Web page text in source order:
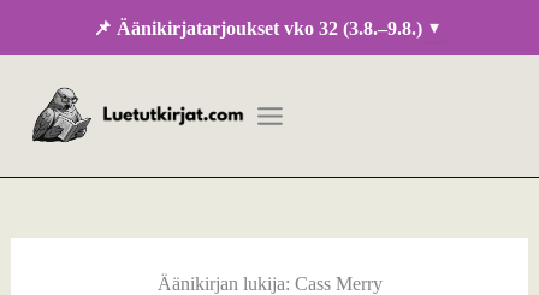
📌 Äänikirjatarjoukset vko 32 (3.8.–9.8.) ▾
Äänikirjan lukija: Cass Merry